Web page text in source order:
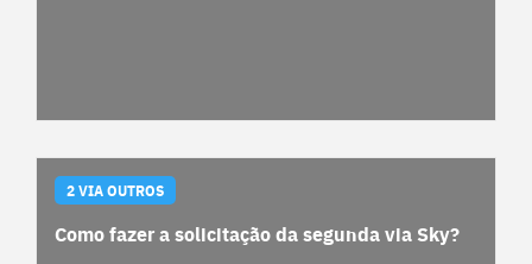
2 VIA OUTROS
Como fazer a solicitação da segunda via Sky?